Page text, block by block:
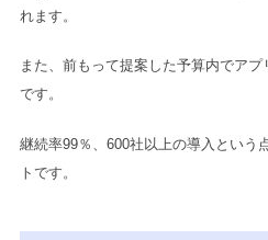
れます。
また、前もって提案した予算内でア
です。
継続率99％、600社以上の導入という
トです。